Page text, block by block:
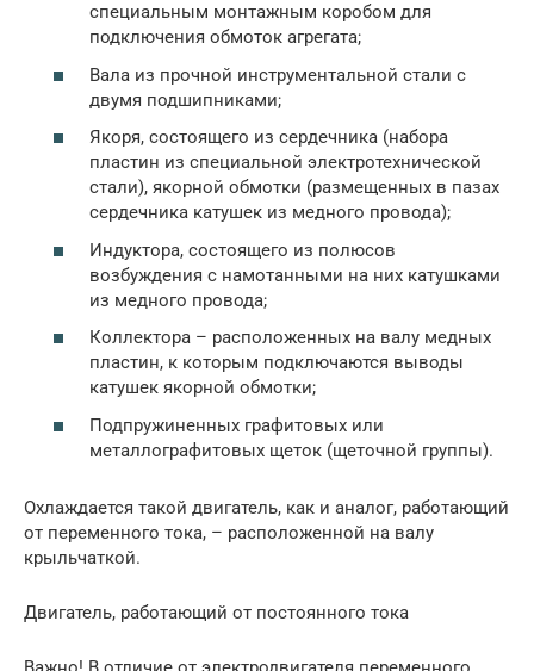
специальным монтажным коробом для
подключения обмоток агрегата;
Вала из прочной инструментальной стали с
двумя подшипниками;
Якоря, состоящего из сердечника (набора
пластин из специальной электротехнической
стали), якорной обмотки (размещенных в пазах
сердечника катушек из медного провода);
Индуктора, состоящего из полюсов
возбуждения с намотанными на них катушками
из медного провода;
Коллектора – расположенных на валу медных
пластин, к которым подключаются выводы
катушек якорной обмотки;
Подпружиненных графитовых или
металлографитовых щеток (щеточной группы).
Охлаждается такой двигатель, как и аналог, работающий
от переменного тока, – расположенной на валу
крыльчаткой.
Двигатель, работающий от постоянного тока